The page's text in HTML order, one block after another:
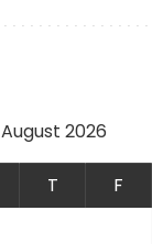
August 2026
T F